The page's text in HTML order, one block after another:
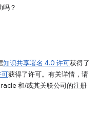
吗？
知识共享署名 4.0 许可获得了
获得了许可。有关详情，请
和/或其关联公司的注册